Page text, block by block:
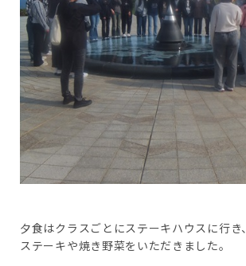
夕食はクラスごとにステーキハウスに行き、
ステーキや焼き野菜をいただきました。